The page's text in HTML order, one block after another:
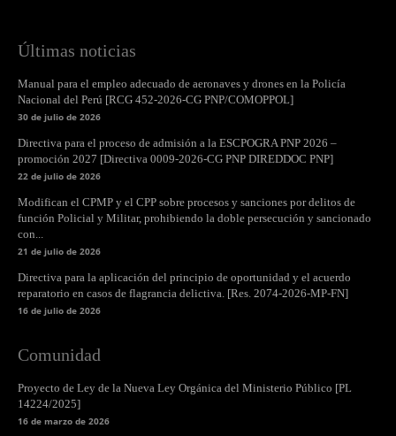
Últimas noticias
Manual para el empleo adecuado de aeronaves y drones en la Policía
Nacional del Perú [RCG 452-2026-CG PNP/COMOPPOL]
30 de julio de 2026
Directiva para el proceso de admisión a la ESCPOGRA PNP 2026 –
promoción 2027 [Directiva 0009-2026-CG PNP DIREDDOC PNP]
22 de julio de 2026
Modifican el CPMP y el CPP sobre procesos y sanciones por delitos de
función Policial y Militar, prohibiendo la doble persecución y sancionado
con...
21 de julio de 2026
Directiva para la aplicación del principio de oportunidad y el acuerdo
reparatorio en casos de flagrancia delictiva. [Res. 2074-2026-MP-FN]
16 de julio de 2026
Comunidad
Proyecto de Ley de la Nueva Ley Orgánica del Ministerio Público [PL
14224/2025]
16 de marzo de 2026